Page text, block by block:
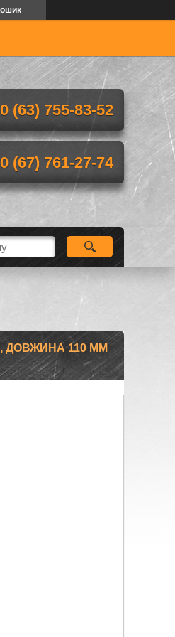
(63) 755-83-52
(67) 761-27-74
ДОВЖИНА 110 MM